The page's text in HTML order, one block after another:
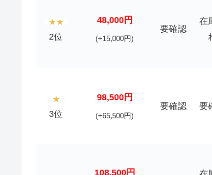
2位
48,000円
(+15,000円)
要確認
在
3位
98,500円
(+65,500円)
要確認 要
108,500円